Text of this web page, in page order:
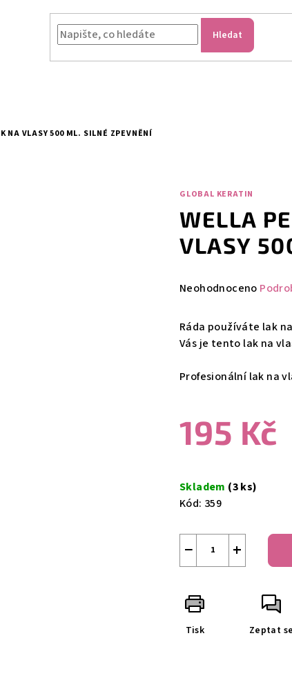
Hledat
NA VLASY 500 ML. SILNÉ ZPEVNĚNÍ
GLOBAL KERATIN
WELLA
VLASY
Průměrné
produktu
je
z
Neohodnoceno
Ráda používáte lak
Vás je tento lak na
Profesionální lak na
195 Kč
cena:
Skladem (3 ks)
Kód: 359
+
−
Tisk Zeptat se